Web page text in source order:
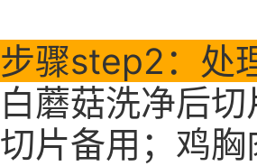
步骤step2：处
白蘑菇洗净后切
切片备用；鸡